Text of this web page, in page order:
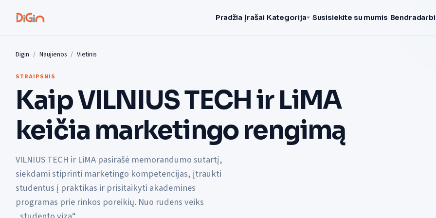
Pradžia Įrašai Kategorija Susisiekite su mumis
Digin Naujienos Vietinis
STRAIPSNIS
Kaip VILNIUS TECH ir LiMA
keičia marketingo rengimą
VILNIUS TECH ir LiMA pasirašė memorandumo sutartį,
siekdami stiprinti marketingo kompetencijas, įtraukti
studentus į praktikas ir prisitaikyti akademines
programas prie rinkos poreikių. Nuo rudens veiks